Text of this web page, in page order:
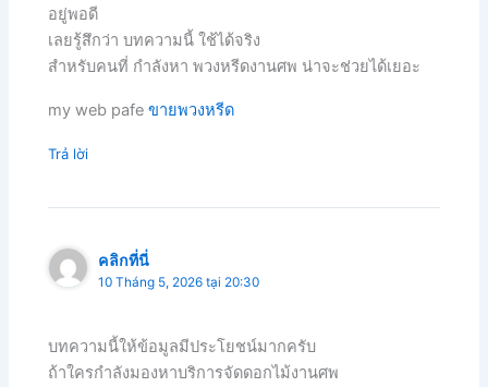
อยู่พอดี
เลยรู้สึกว่า บทความนี้ ใช้ได้จริง
สำหรับคนที่ กำลังหา พวงหรีดงานศพ น่าจะช่วยได้เยอะ
my web pafeขายพวงหรีด
Trả lời
คลิกที่นี่
10 Tháng 5, 2026 tại 20:30
บทความนี้ให้ข้อมูลมีประโยชน์มากครับ
ถ้าใครกำลังมองหาบริการจัดดอกไม้งานศพ